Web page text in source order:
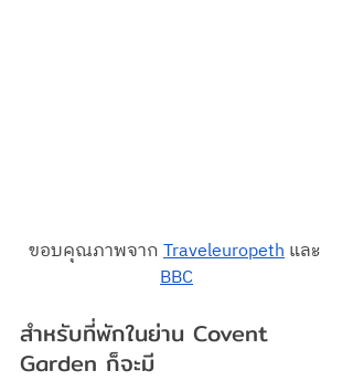
ขอบคุณภาพจาก Traveleuropeth และ
BBC
สำหรับที่พักในย่าน Covent
Garden ก็จะมี